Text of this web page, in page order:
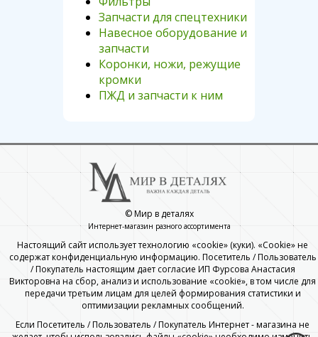
Запчасти для спецтехники
Навесное оборудование и
запчасти
Коронки, ножи, режущие
кромки
ПЖД и запчасти к ним
© Мир в деталях
Интернет-магазин разного ассортимента
Настоящий сайт использует технологию «cookie» (куки). «Cookie» не
содержат конфиденциальную информацию. Посетитель / Пользователь
/ Покупатель настоящим дает согласие ИП Фурсова Анастасия
Викторовна на сбор, анализ и использование «cookie», в том числе для
передачи третьим лицам для целей формирования статистики и
оптимизации рекламных сообщений.
Если Посетитель / Пользователь / Покупатель Интернет - магазина не